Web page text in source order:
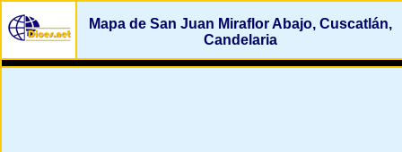
Mapa de San Juan Miraflor Abajo, Cuscatlán,
Candelaria